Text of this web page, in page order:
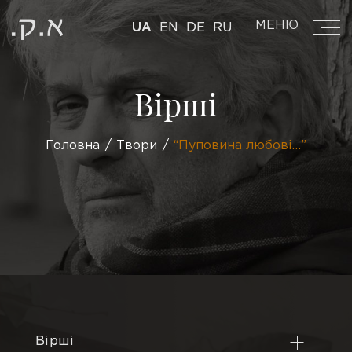
UA EN DE RU МЕНЮ
Вірші
Головна Твори “Пуповина любові…”
Вірші